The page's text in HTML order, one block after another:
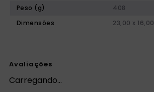
Peso (g)
408
Dimensões
23,00 x 16,00
Avaliações
Carregando…